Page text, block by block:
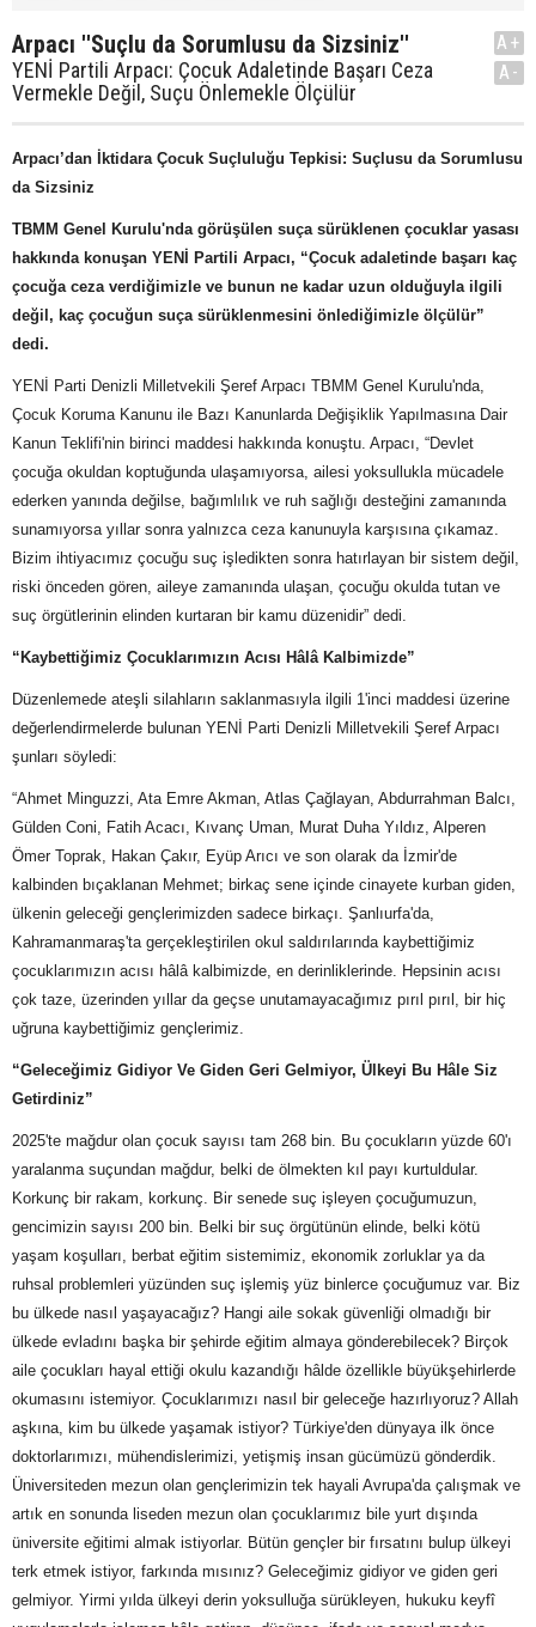
Arpacı ''Suçlu da Sorumlusu da Sizsiniz''
YENİ Partili Arpacı: Çocuk Adaletinde Başarı Ceza
Vermekle Değil, Suçu Önlemekle Ölçülür
A+
A-
Arpacı’dan İktidara Çocuk Suçluluğu Tepkisi: Suçlusu da Sorumlusu
da Sizsiniz
TBMM Genel Kurulu'nda görüşülen suça sürüklenen çocuklar yasası
hakkında konuşan YENİ Partili Arpacı, “Çocuk adaletinde başarı kaç
çocuğa ceza verdiğimizle ve bunun ne kadar uzun olduğuyla ilgili
değil, kaç çocuğun suça sürüklenmesini önlediğimizle ölçülür”
dedi.
YENİ Parti Denizli Milletvekili Şeref Arpacı TBMM Genel Kurulu'nda,
Çocuk Koruma Kanunu ile Bazı Kanunlarda Değişiklik Yapılmasına Dair
Kanun Teklifi'nin birinci maddesi hakkında konuştu. Arpacı, “Devlet
çocuğa okuldan koptuğunda ulaşamıyorsa, ailesi yoksullukla mücadele
ederken yanında değilse, bağımlılık ve ruh sağlığı desteğini zamanında
sunamıyorsa yıllar sonra yalnızca ceza kanunuyla karşısına çıkamaz.
Bizim ihtiyacımız çocuğu suç işledikten sonra hatırlayan bir sistem değil,
riski önceden gören, aileye zamanında ulaşan, çocuğu okulda tutan ve
suç örgütlerinin elinden kurtaran bir kamu düzenidir” dedi.
“Kaybettiğimiz Çocuklarımızın Acısı Hâlâ Kalbimizde”
Düzenlemede ateşli silahların saklanmasıyla ilgili 1'inci maddesi üzerine
değerlendirmelerde bulunan YENİ Parti Denizli Milletvekili Şeref Arpacı
şunları söyledi:
“Ahmet Minguzzi, Ata Emre Akman, Atlas Çağlayan, Abdurrahman Balcı,
Gülden Coni, Fatih Acacı, Kıvanç Uman, Murat Duha Yıldız, Alperen
Ömer Toprak, Hakan Çakır, Eyüp Arıcı ve son olarak da İzmir'de
kalbinden bıçaklanan Mehmet; birkaç sene içinde cinayete kurban giden,
ülkenin geleceği gençlerimizden sadece birkaçı. Şanlıurfa'da,
Kahramanmaraş'ta gerçekleştirilen okul saldırılarında kaybettiğimiz
çocuklarımızın acısı hâlâ kalbimizde, en derinliklerinde. Hepsinin acısı
çok taze, üzerinden yıllar da geçse unutamayacağımız pırıl pırıl, bir hiç
uğruna kaybettiğimiz gençlerimiz.
“Geleceğimiz Gidiyor Ve Giden Geri Gelmiyor, Ülkeyi Bu Hâle Siz
Getirdiniz”
2025'te mağdur olan çocuk sayısı tam 268 bin. Bu çocukların yüzde 60'ı
yaralanma suçundan mağdur, belki de ölmekten kıl payı kurtuldular.
Korkunç bir rakam, korkunç. Bir senede suç işleyen çocuğumuzun,
gencimizin sayısı 200 bin. Belki bir suç örgütünün elinde, belki kötü
yaşam koşulları, berbat eğitim sistemimiz, ekonomik zorluklar ya da
ruhsal problemleri yüzünden suç işlemiş yüz binlerce çocuğumuz var. Biz
bu ülkede nasıl yaşayacağız? Hangi aile sokak güvenliği olmadığı bir
ülkede evladını başka bir şehirde eğitim almaya gönderebilecek? Birçok
aile çocukları hayal ettiği okulu kazandığı hâlde özellikle büyükşehirlerde
okumasını istemiyor. Çocuklarımızı nasıl bir geleceğe hazırlıyoruz? Allah
aşkına, kim bu ülkede yaşamak istiyor? Türkiye'den dünyaya ilk önce
doktorlarımızı, mühendislerimizi, yetişmiş insan gücümüzü gönderdik.
Üniversiteden mezun olan gençlerimizin tek hayali Avrupa'da çalışmak ve
artık en sonunda liseden mezun olan çocuklarımız bile yurt dışında
üniversite eğitimi almak istiyorlar. Bütün gençler bir fırsatını bulup ülkeyi
terk etmek istiyor, farkında mısınız? Geleceğimiz gidiyor ve giden geri
gelmiyor. Yirmi yılda ülkeyi derin yoksulluğa sürükleyen, hukuku keyfî